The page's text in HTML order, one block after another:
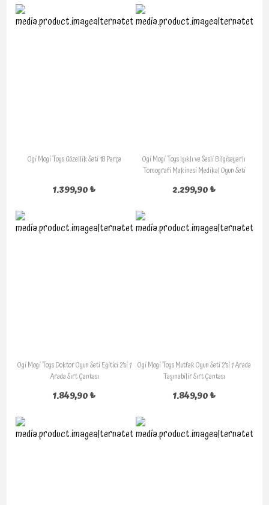
Ogi Mogi Toys Güzellik Seti 18 Parça
1.399,90 ₺
Ogi Mogi Toys Işıklı ve Sesli Bilgisayarlı
Tomografi Makinesi Medikal Oyun Seti
2.299,90 ₺
Ogi Mogi Toys Doktor Oyun Seti Eğitici 2’si 1
Arada Sırt Çantası
1.849,90 ₺
Ogi Mogi Toys Mutfak Oyun Seti 2’si 1 Arada
Taşınabilir Sırt Çantası
1.849,90 ₺